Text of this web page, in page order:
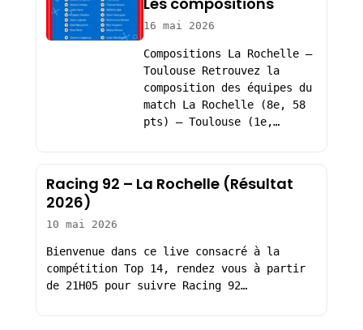
16 mai 2026
Compositions La Rochelle –
Toulouse Retrouvez la
composition des équipes du
match La Rochelle (8e, 58
pts) – Toulouse (1e,…
Racing 92 – La Rochelle (Résultat
2026)
10 mai 2026
Bienvenue dans ce live consacré à la
compétition Top 14, rendez vous à partir
de 21H05 pour suivre Racing 92…